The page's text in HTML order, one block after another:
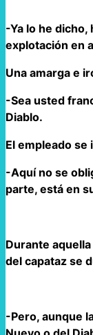
-Ya lo he
explotación en
Una amarga e
-Sea usted
Diablo.
El empleado
-Aquí no se
parte, está en
Durante
del capataz se
-Pero, aunque